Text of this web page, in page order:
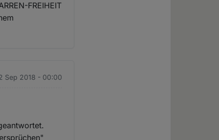
FREIHEIT
Sep 2018 - 00:00